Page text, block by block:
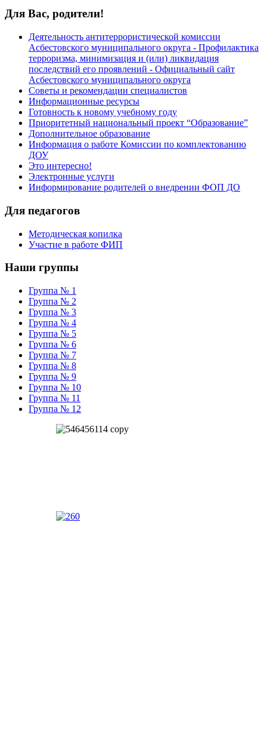
Для Вас, родители!
Деятельность антитеррористической комиссии
Асбестовского муниципального округа - Профилактика
терроризма, минимизация и (или) ликвидация
последствий его проявлений - Официальный сайт
Асбестовского муниципального округа
Советы и рекомендации специалистов
Информационные ресурсы
Готовность к новому учебному году
Приоритетный национальный проект “Образование”
Дополнительное образование
Информация о работе Комиссии по комплектованию
ДОУ
Это интересно!
Электронные услуги
Информирование родителей о внедрении ФОП ДО
Для педагогов
Методическая копилка
Участие в работе ФИП
Наши группы
Группа № 1
Группа № 2
Группа № 3
Группа № 4
Группа № 5
Группа № 6
Группа № 7
Группа № 8
Группа № 9
Группа № 10
Группа № 11
Группа № 12